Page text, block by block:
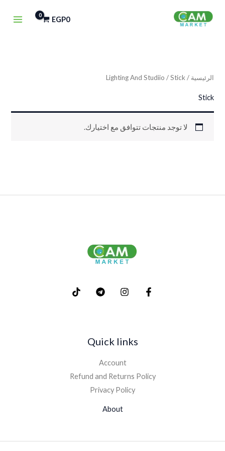
EGP0
الرئيسية /
Lighting And Studiio / Stick
Stick
لا توجد منتجات تتوافق مع اختيارك.
Quick links
Account
Refund and Returns Policy
Privacy Policy
About